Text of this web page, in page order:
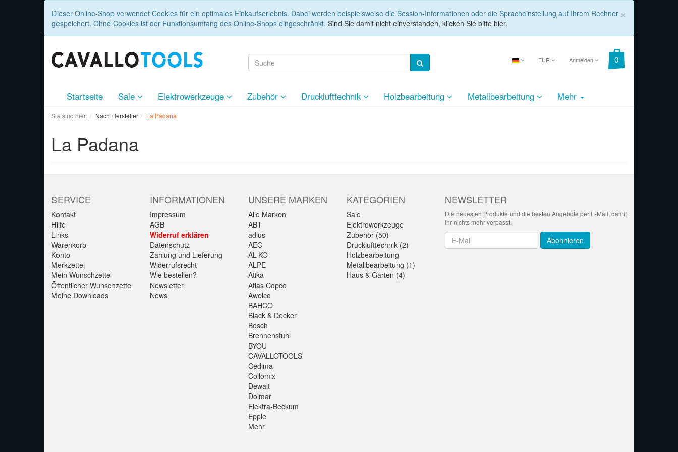
×
Dieser Online-Shop verwendet Cookies für ein optimales Einkaufserlebnis. Dabei werden beispielsweise die Session-Informationen oder die Spracheinstellung auf Ihrem Rechner
gespeichert. Ohne Cookies ist der Funktionsumfang des Online-Shops eingeschränkt. Sind Sie damit nicht einverstanden, klicken Sie bitte hier.
EUR Anmelden
Startseite Sale Elektrowerkzeuge Zubehör Drucklufttechnik Holzbearbeitung Metallbearbeitung Mehr
Sie sind hier: Nach Hersteller La Padana
La Padana
SERVICE
Kontakt
Hilfe
Links
Warenkorb
Konto
Merkzettel
Mein Wunschzettel
Öffentlicher Wunschzettel
Meine Downloads
INFORMATIONEN
Impressum
AGB
Widerruf erklären
Datenschutz
Zahlung und Lieferung
Widerrufsrecht
Wie bestellen?
Newsletter
News
UNSERE MARKEN
Alle Marken
ABT
adlus
AEG
AL-KO
ALPE
Atika
Atlas Copco
Awelco
BAHCO
Black & Decker
Bosch
Brennenstuhl
BYOU
CAVALLOTOOLS
Cedima
Collomix
Dewalt
Dolmar
Elektra-Beckum
Epple
Mehr
KATEGORIEN
Sale
Elektrowerkzeuge
Zubehör (50)
Drucklufttechnik (2)
Holzbearbeitung
Metallbearbeitung (1)
Haus & Garten (4)
NEWSLETTER
Die neuesten Produkte und die besten Angebote per E-Mail, damit
Ihr nichts mehr verpasst.
Newsletter Abonnieren